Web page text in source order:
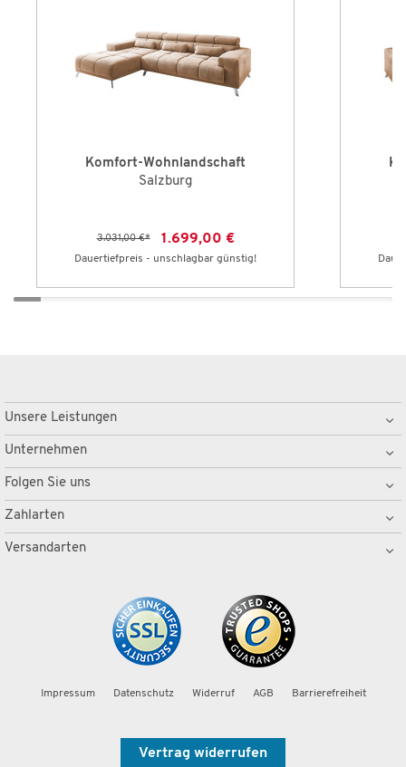
Komfort-Wohnlandschaft
Salzburg
3.031,00 €* 1.699,00 €
Dauertiefpreis - unschlagbar günstig!
Unsere Leistungen
Unternehmen
Folgen Sie uns
Zahlarten
Versandarten
Impressum Datenschutz Widerruf AGB Barrierefreiheit
Vertrag widerrufen